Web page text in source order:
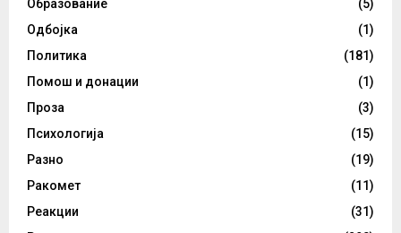
Образование
(5)
Одбојка
(1)
Политика
(181)
Помош и донации
(1)
Проза
(3)
Психологија
(15)
Разно
(19)
Ракомет
(11)
Реакции
(31)